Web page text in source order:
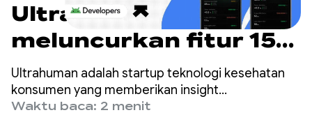
Ultrahuman
meluncurkan fitur 15%
lebih cepat dengan
Gemini di Android
Ultrahuman adalah startup teknologi kesehatan
konsumen yang memberikan insight
kesejahteraan harian kepada pengguna
Waktu baca: 2 menit